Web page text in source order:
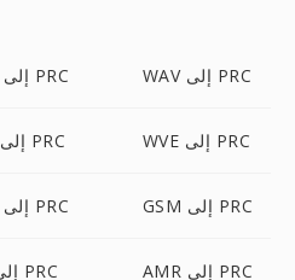
MP4 إلى PRC WAV إلى PRC
3GP إلى PRC WVE إلى PRC
M4A إلى PRC GSM إلى PRC
AVI إلى PRC AMR إلى PRC